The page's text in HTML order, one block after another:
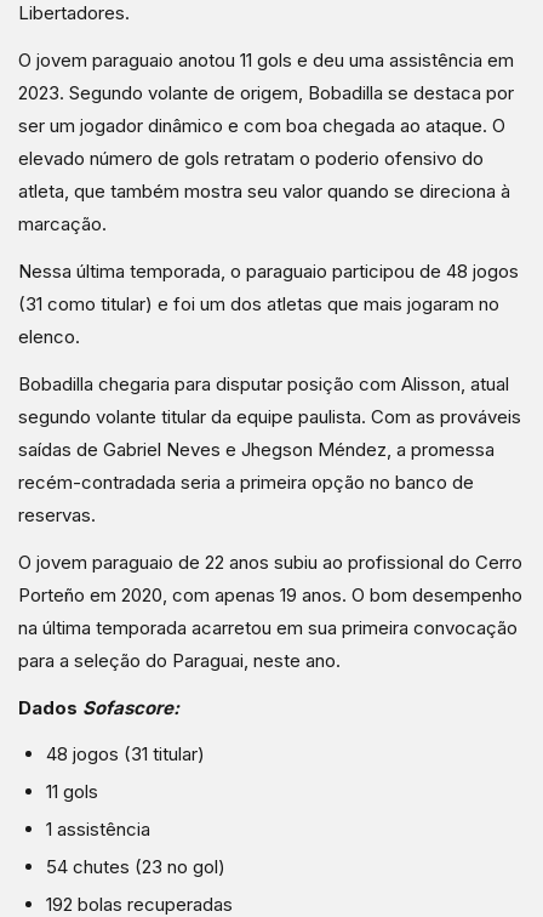
Libertadores.
O jovem paraguaio anotou 11 gols e deu uma assistência em
2023. Segundo volante de origem, Bobadilla se destaca por
ser um jogador dinâmico e com boa chegada ao ataque. O
elevado número de gols retratam o poderio ofensivo do
atleta, que também mostra seu valor quando se direciona à
marcação.
Nessa última temporada, o paraguaio participou de 48 jogos
(31 como titular) e foi um dos atletas que mais jogaram no
elenco.
Bobadilla chegaria para disputar posição com Alisson, atual
segundo volante titular da equipe paulista. Com as prováveis
saídas de Gabriel Neves e Jhegson Méndez, a promessa
recém-contradada seria a primeira opção no banco de
reservas.
O jovem paraguaio de 22 anos subiu ao profissional do Cerro
Porteño em 2020, com apenas 19 anos. O bom desempenho
na última temporada acarretou em sua primeira convocação
para a seleção do Paraguai, neste ano.
Dados Sofascore:
48 jogos (31 titular)
11 gols
1 assistência
54 chutes (23 no gol)
192 bolas recuperadas